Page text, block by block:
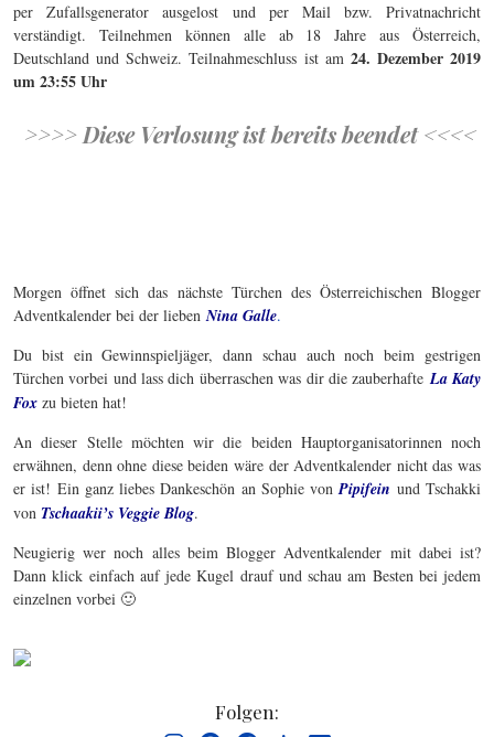
per Zufallsgenerator ausgelost und per Mail bzw. Privatnachricht
verständigt. Teilnehmen können alle ab 18 Jahre aus Österreich,
Deutschland und Schweiz. Teilnahmeschluss ist am 24. Dezember 2019
um 23:55 Uhr
>>>> Diese Verlosung ist bereits beendet <<<<
Morgen öffnet sich das nächste Türchen des Österreichischen Blogger
Adventkalender bei der liebenNina Galle.
Du bist ein Gewinnspieljäger, dann schau auch noch beim gestrigen
Türchen vorbei und lass dich überraschen was dir die zauberhafteLa Katy
Fox zu bieten hat!
An dieser Stelle möchten wir die beiden Hauptorganisatorinnen noch
erwähnen, denn ohne diese beiden wäre der Adventkalender nicht das was
er ist! Ein ganz liebes Dankeschön an Sophie vonPipifein und Tschakki
von Tschaakii’s Veggie Blog.
Neugierig wer noch alles beim Blogger Adventkalender mit dabei ist?
Dann klick einfach auf jede Kugel drauf und schau am Besten bei jedem
einzelnen vorbei 🙂
Folgen: